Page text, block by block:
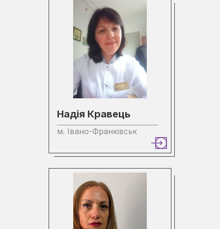
Надія Кравець
м. Івано-Франківськ